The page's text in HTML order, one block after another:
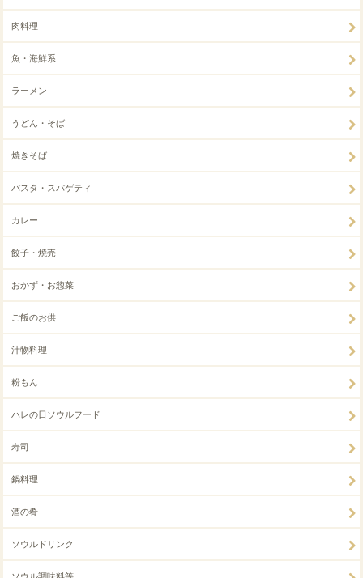
肉料理
魚・海鮮系
ラーメン
うどん・そば
焼きそば
パスタ・スパゲティ
カレー
餃子・焼売
おかず・お惣菜
ご飯のお供
汁物料理
粉もん
ハレの日ソウルフード
寿司
鍋料理
酒の肴
ソウルドリンク